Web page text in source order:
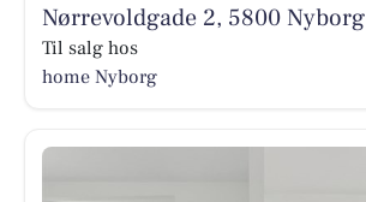
Nørrevoldgade 2, 5800 Nyborg
Til salg hos
home Nyborg